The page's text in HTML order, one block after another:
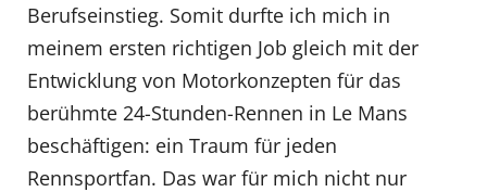
Berufseinstieg. Somit durfte ich mich in
meinem ersten richtigen Job gleich mit der
Entwicklung von Motorkonzepten für das
berühmte 24-Stunden-Rennen in Le Mans
beschäftigen: ein Traum für jeden
Rennsportfan. Das war für mich nicht nur